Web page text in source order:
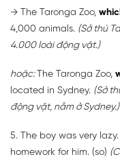
→ The Taronga Zoo,
4,000 animals. (Sở thú
4.000 loài động vật.)
hoặc: The Taronga Zoo,
located in Sydney. (Sở
động vật, nằm ở Sydney.)
5. The boy was very
homework for him. (so)